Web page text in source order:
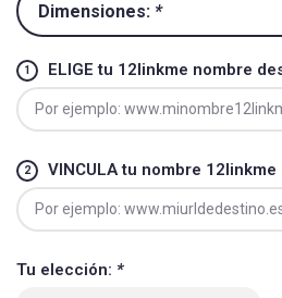
Dimensiones: *
ELIGE tu 12linkme nombre
VINCULA tu nombre 12linkme
Tu elección: *